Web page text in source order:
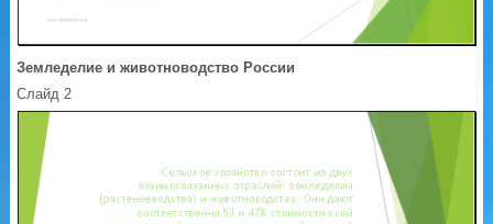
Земледелие и животноводство России
Слайд 2